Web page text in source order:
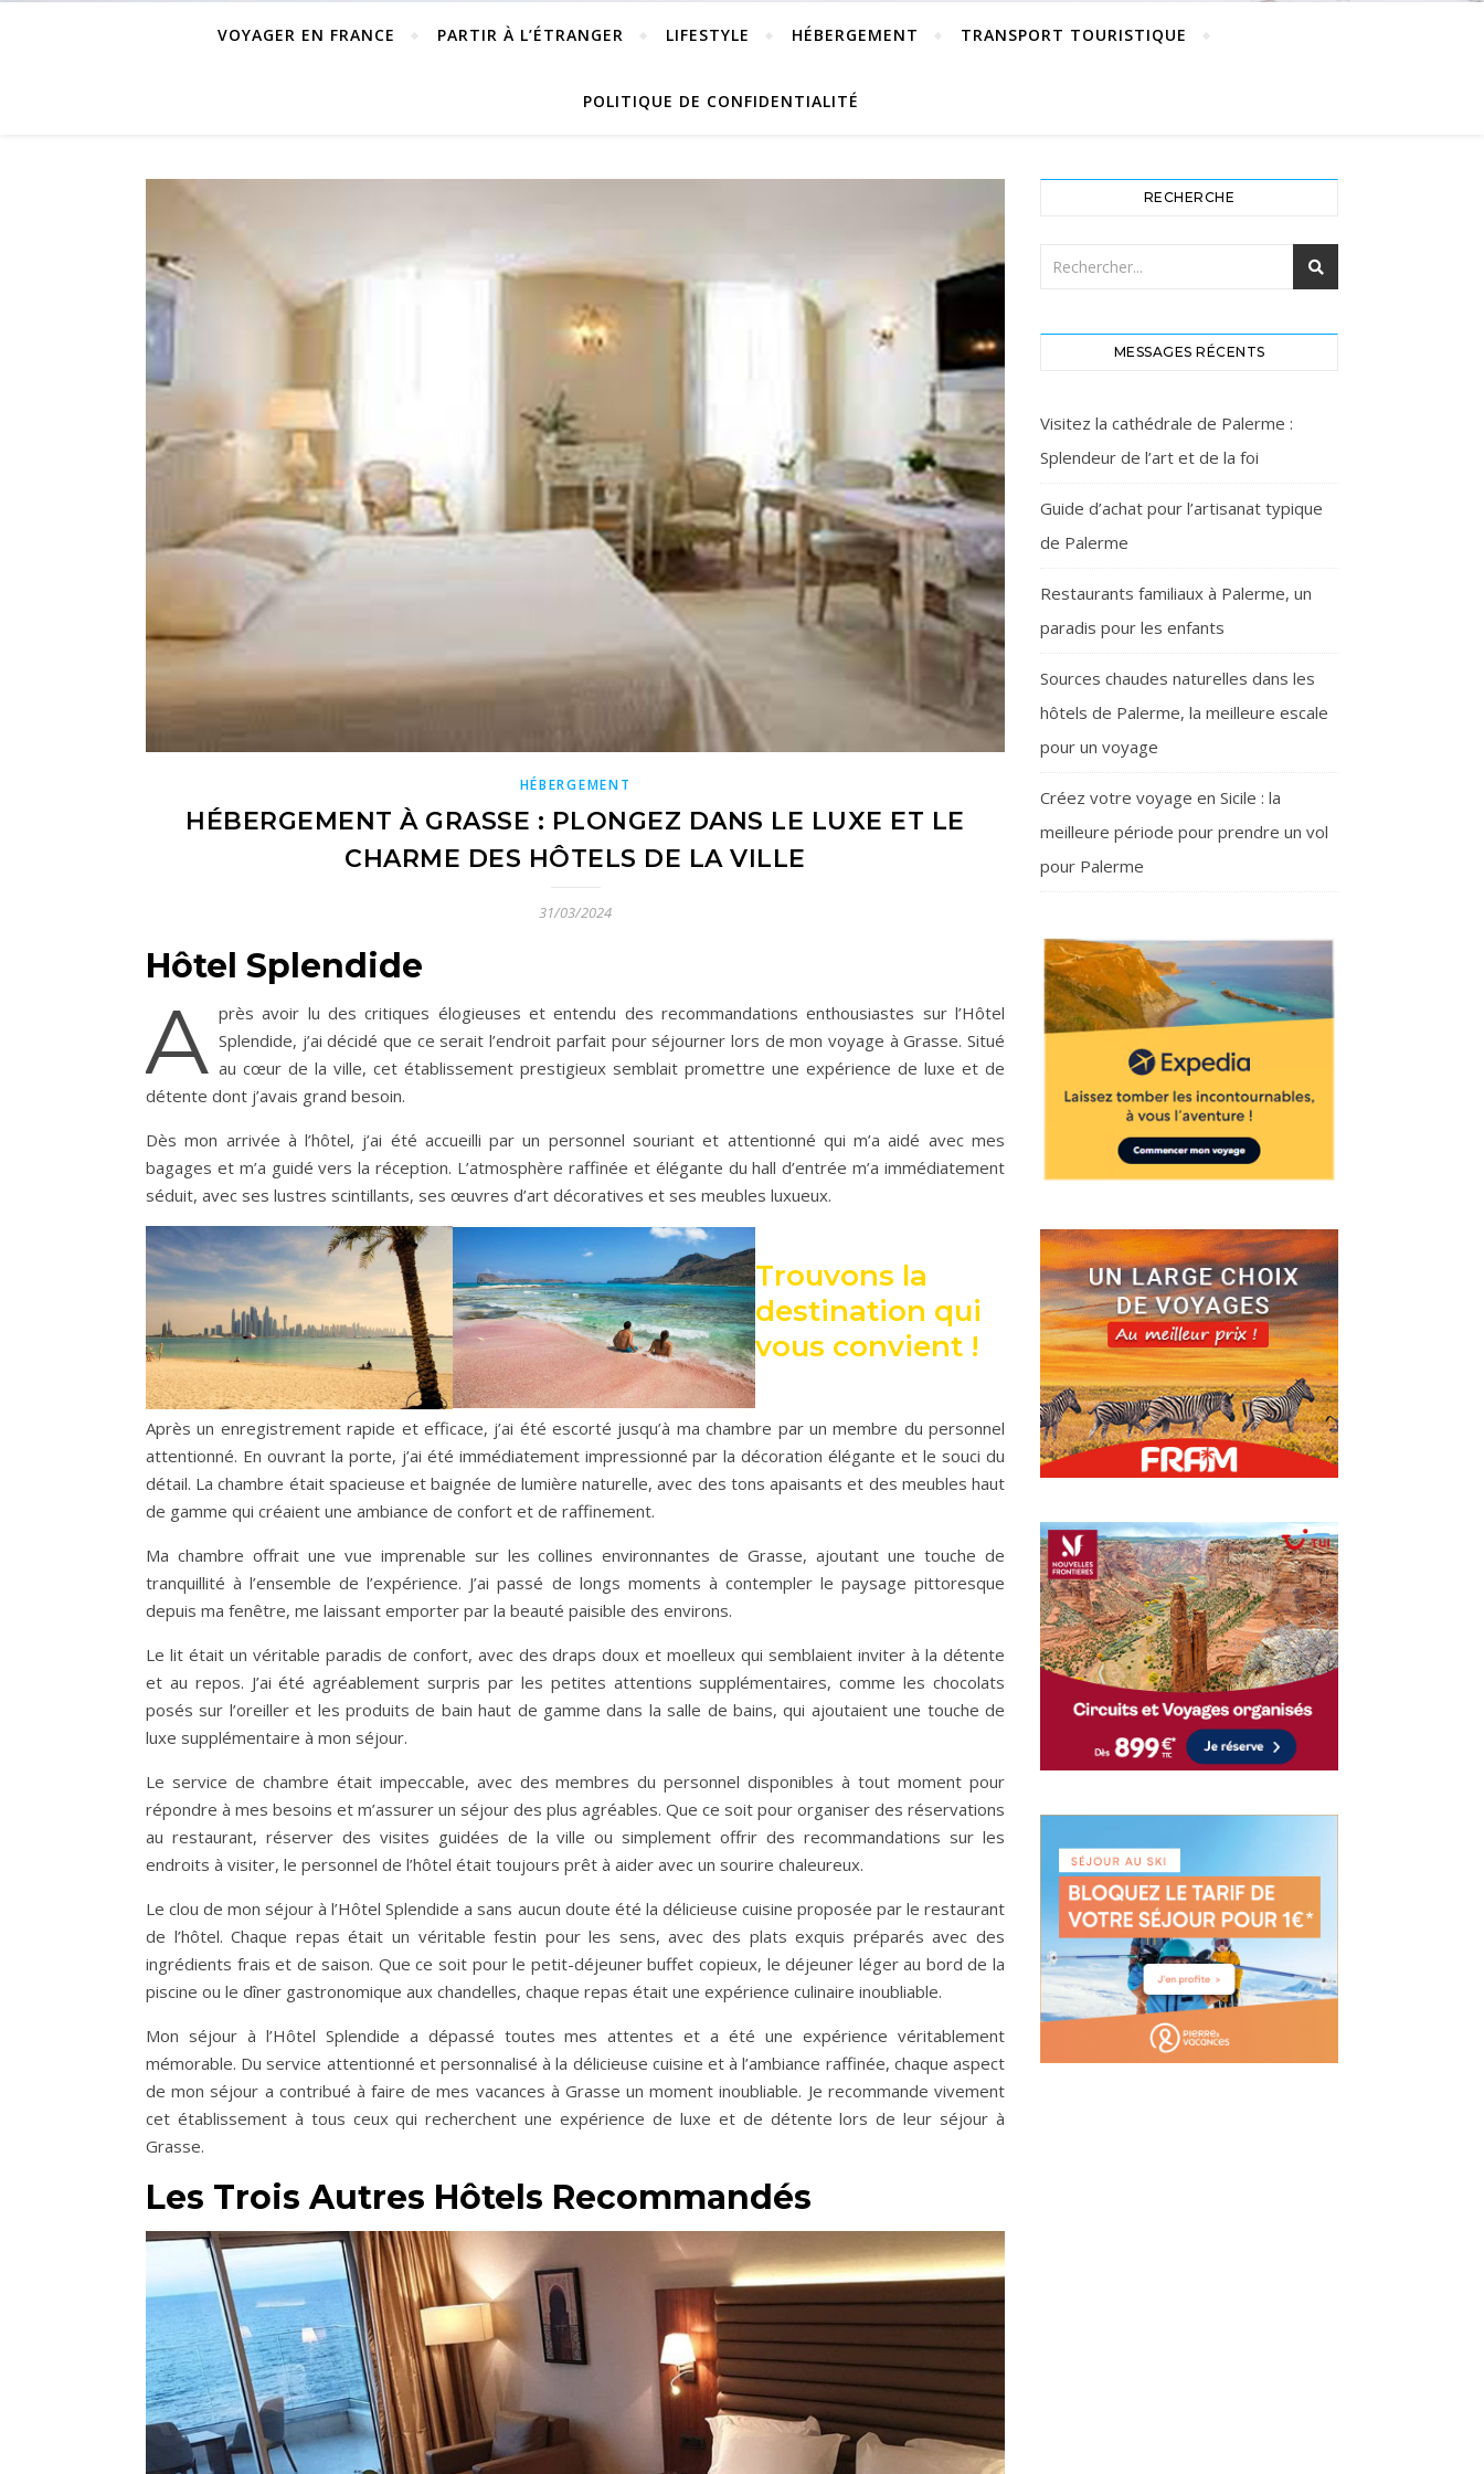
VOYAGER EN FRANCE PARTIR À L’ÉTRANGER LIFESTYLE HÉBERGEMENT TRANSPORT TOURISTIQUE
POLITIQUE DE CONFIDENTIALITÉ
HÉBERGEMENT
HÉBERGEMENT À GRASSE : PLONGEZ DANS LE LUXE ET LE
CHARME DES HÔTELS DE LA VILLE
31/03/2024
Hôtel Splendide
A près avoir lu des critiques élogieuses et entendu des recommandations enthousiastes sur l’Hôtel
Splendide, j’ai décidé que ce serait l’endroit parfait pour séjourner lors de mon voyage à Grasse. Situé
au cœur de la ville, cet établissement prestigieux semblait promettre une expérience de luxe et de
détente dont j’avais grand besoin.
Dès mon arrivée à l’hôtel, j’ai été accueilli par un personnel souriant et attentionné qui m’a aidé avec mes
bagages et m’a guidé vers la réception. L’atmosphère raffinée et élégante du hall d’entrée m’a immédiatement
séduit, avec ses lustres scintillants, ses œuvres d’art décoratives et ses meubles luxueux.
Trouvons la
destination qui
vous convient !
Après un enregistrement rapide et efficace, j’ai été escorté jusqu’à ma chambre par un membre du personnel
attentionné. En ouvrant la porte, j’ai été immédiatement impressionné par la décoration élégante et le souci du
détail. La chambre était spacieuse et baignée de lumière naturelle, avec des tons apaisants et des meubles haut
de gamme qui créaient une ambiance de confort et de raffinement.
Ma chambre offrait une vue imprenable sur les collines environnantes de Grasse, ajoutant une touche de
tranquillité à l’ensemble de l’expérience. J’ai passé de longs moments à contempler le paysage pittoresque
depuis ma fenêtre, me laissant emporter par la beauté paisible des environs.
Le lit était un véritable paradis de confort, avec des draps doux et moelleux qui semblaient inviter à la détente
et au repos. J’ai été agréablement surpris par les petites attentions supplémentaires, comme les chocolats
posés sur l’oreiller et les produits de bain haut de gamme dans la salle de bains, qui ajoutaient une touche de
luxe supplémentaire à mon séjour.
Le service de chambre était impeccable, avec des membres du personnel disponibles à tout moment pour
répondre à mes besoins et m’assurer un séjour des plus agréables. Que ce soit pour organiser des réservations
au restaurant, réserver des visites guidées de la ville ou simplement offrir des recommandations sur les
endroits à visiter, le personnel de l’hôtel était toujours prêt à aider avec un sourire chaleureux.
Le clou de mon séjour à l’Hôtel Splendide a sans aucun doute été la délicieuse cuisine proposée par le restaurant
de l’hôtel. Chaque repas était un véritable festin pour les sens, avec des plats exquis préparés avec des
ingrédients frais et de saison. Que ce soit pour le petit-déjeuner buffet copieux, le déjeuner léger au bord de la
piscine ou le dîner gastronomique aux chandelles, chaque repas était une expérience culinaire inoubliable.
Mon séjour à l’Hôtel Splendide a dépassé toutes mes attentes et a été une expérience véritablement
mémorable. Du service attentionné et personnalisé à la délicieuse cuisine et à l’ambiance raffinée, chaque aspect
de mon séjour a contribué à faire de mes vacances à Grasse un moment inoubliable. Je recommande vivement
cet établissement à tous ceux qui recherchent une expérience de luxe et de détente lors de leur séjour à
Grasse.
Les Trois Autres Hôtels Recommandés
RECHERCHE
MESSAGES RÉCENTS
Visitez la cathédrale de Palerme :
Splendeur de l’art et de la foi
Guide d’achat pour l’artisanat typique
de Palerme
Restaurants familiaux à Palerme, un
paradis pour les enfants
Sources chaudes naturelles dans les
hôtels de Palerme, la meilleure escale
pour un voyage
Créez votre voyage en Sicile : la
meilleure période pour prendre un vol
pour Palerme